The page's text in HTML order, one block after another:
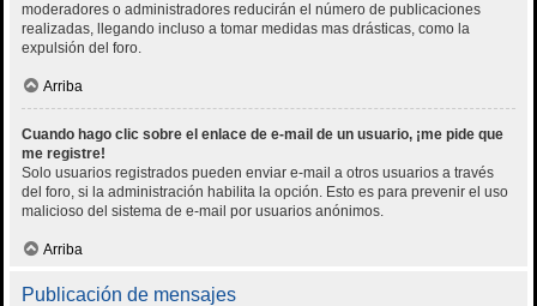
moderadores o administradores reducirán el número de publicaciones
realizadas, llegando incluso a tomar medidas mas drásticas, como la
expulsión del foro.
Arriba
Cuando hago clic sobre el enlace de e-mail de un usuario, ¡me pide que
me registre!
Solo usuarios registrados pueden enviar e-mail a otros usuarios a través
del foro, si la administración habilita la opción. Esto es para prevenir el uso
malicioso del sistema de e-mail por usuarios anónimos.
Arriba
Publicación de mensajes